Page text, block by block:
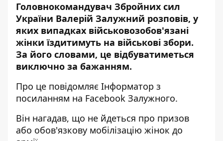
Головнокомандувач Збройних сил
України Валерій Залужний розповів, у
яких випадках військовозобов'язані
жінки їздитимуть на військові збори.
За його словами, це відбуватиметься
виключно за бажанням.
Про це повідомляє Інформатор з
посиланням на Facebook Залужного.
Він нагадав, що не йдеться про призов
або обов'язкову мобілізацію жінок до